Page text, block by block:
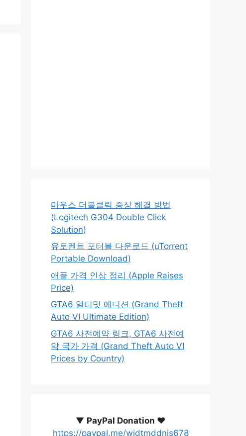
마우스 더블클릭 증상 해결 방법
(Logitech G304 Double Click
Solution)
유토렌트 포터블 다운로드 (uTorrent
Portable Download)
애플 가격 인상 정리 (Apple Raises
Price)
GTA6 얼티밋 에디션 (Grand Theft
Auto VI Ultimate Edition)
GTA6 사전예약 링크, GTA6 사전예
약 국가 가격 (Grand Theft Auto VI
Prices by Country)
▼ PayPal Donation ♥️
https://paypal.me/wjdtmddnjs678